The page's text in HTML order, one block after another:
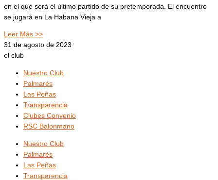
en el que será el último partido de su pretemporada. El encuentro
se jugará en La Habana Vieja a
Leer Más >>
31 de agosto de 2023
el club
Nuestro Club
Palmarés
Las Peñas
Transparencia
Clubes Convenio
RSC Balonmano
Nuestro Club
Palmarés
Las Peñas
Transparencia